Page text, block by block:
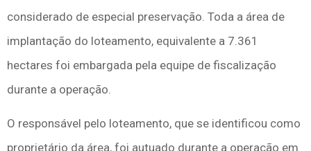
considerado de especial preservação. Toda a área de
implantação do loteamento, equivalente a 7.361
hectares foi embargada pela equipe de fiscalização
durante a operação.
O responsável pelo loteamento, que se identificou como
proprietário da área, foi autuado durante a operação em